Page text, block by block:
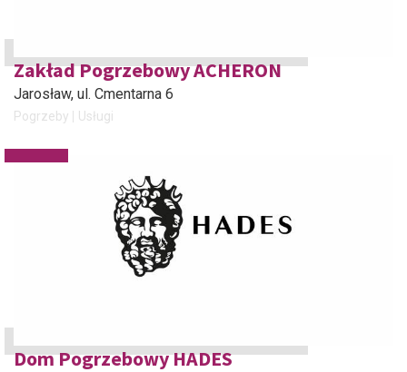
Zakład Pogrzebowy ACHERON
Jarosław, ul. Cmentarna 6
Pogrzeby Usługi
Dom Pogrzebowy HADES